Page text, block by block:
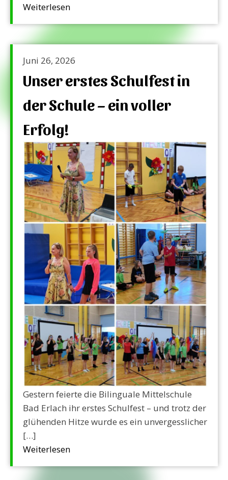
Weiterlesen
Juni 26, 2026
Unser erstes Schulfest in
der Schule – ein voller
Erfolg!
Gestern feierte die Bilinguale Mittelschule
Bad Erlach ihr erstes Schulfest – und trotz der
glühenden Hitze wurde es ein unvergesslicher
[…]
Weiterlesen